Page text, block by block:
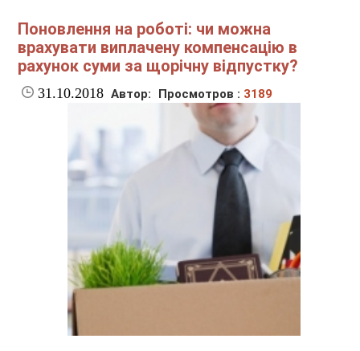
Поновлення на роботі: чи можна
врахувати виплачену компенсацію в
рахунок суми за щорічну відпустку?
31.10.2018 Автор: Просмотров : 3189